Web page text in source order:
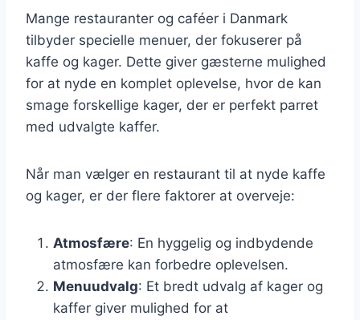
Mange restauranter og caféer i Danmark
tilbyder specielle menuer, der fokuserer på
kaffe og kager. Dette giver gæsterne mulighed
for at nyde en komplet oplevelse, hvor de kan
smage forskellige kager, der er perfekt parret
med udvalgte kaffer.
Når man vælger en restaurant til at nyde kaffe
og kager, er der flere faktorer at overveje:
Atmosfære: En hyggelig og indbydende
atmosfære kan forbedre oplevelsen.
Menuudvalg: Et bredt udvalg af kager og
kaffer giver mulighed for at